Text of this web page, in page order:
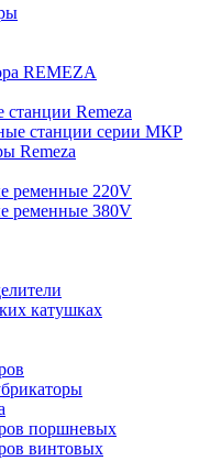
REMEZA
Remeza
станции серии МКР
Remeza
ременные 220V
ременные 380V
катушках
поршневых
винтовых